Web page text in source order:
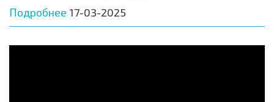
Подробнее 17-03-2025